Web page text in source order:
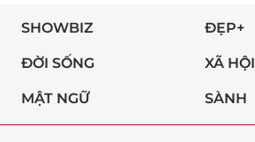
SHOWBIZ ĐẸP+
ĐỜI SỐNG XÃ HỘI
MẬT NGỮ SÀNH